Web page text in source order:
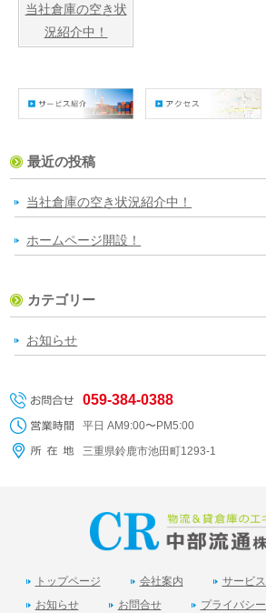
当社倉庫の空き状
況紹介中！
最近の投稿
当社倉庫の空き状況紹介中！
ホームページ開設！
カテゴリー
お知らせ
059-384-0388
平日 AM9:00〜PM5:00
三重県鈴鹿市池田町1293-1
トップページ 会社案内 サービ
お知らせ お問合せ プライバシ